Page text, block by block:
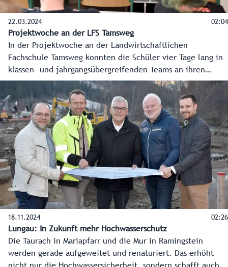
22.03.2024 02:04
Projektwoche an der LFS Tamsweg
In der Projektwoche an der Landwirtschaftlichen
Fachschule Tamsweg konnten die Schüler vier Tage lang in
klassen- und jahrgangsübergreifenden Teams an ihren
Lieblingsprojekten arbeiten. Vom Bildstock bis zum Schutz
für Bienenstöcke waren vielfältige handwerkliche
Meisterstücke dabei. Das schafft nicht nur Mehrwert im
Unterricht, sondern schweißt die Schüler noch enger
zusammen.
18.11.2024 02:26
Lungau: In Zukunft mehr Hochwasserschutz
Die Taurach in Mariapfarr und die Mur in Ramingstein
werden gerade aufgeweitet und renaturiert. Das erhöht